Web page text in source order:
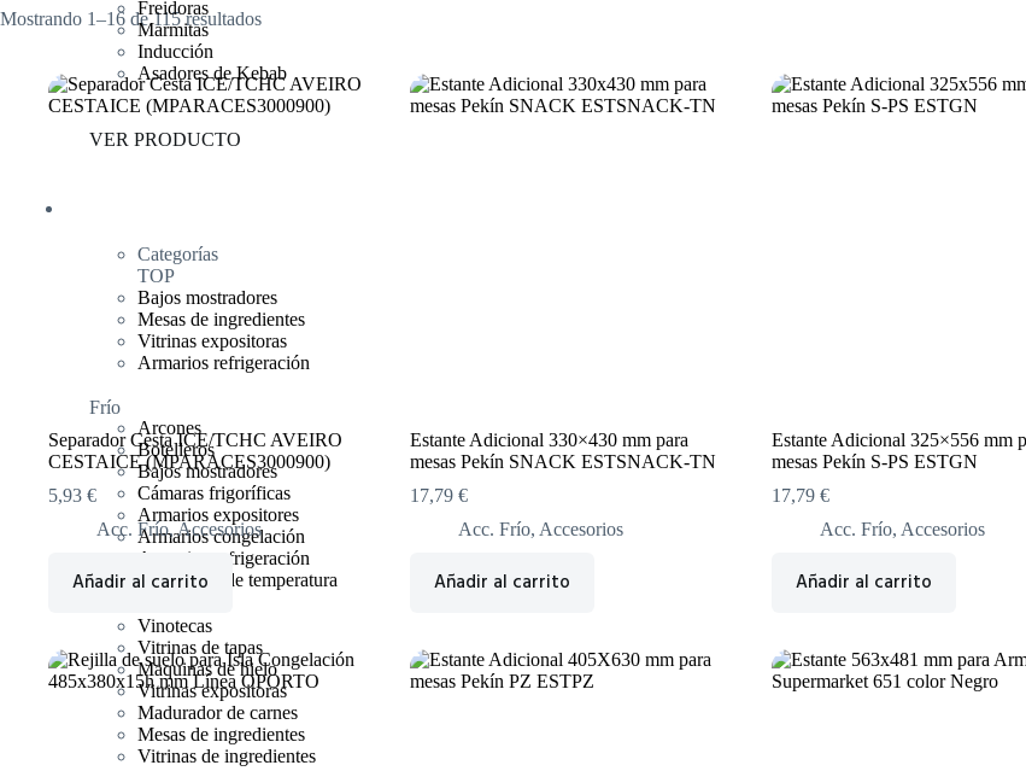
Freidoras
Marmitas
Inducción
Asadores de Kebab
VER PRODUCTO
Categorías
TOP
Bajos mostradores
Mesas de ingredientes
Vitrinas expositoras
Armarios refrigeración
Frío
Arcones
Botelleros
Bajos mostradores
Cámaras frigoríficas
Armarios expositores
Armarios congelación
Armarios refrigeración
Abatidores de temperatura
Vinotecas
Vitrinas de tapas
Maquinas de hielo
Vitrinas expositoras
Madurador de carnes
Mesas de ingredientes
Vitrinas de ingredientes
Mostrando 1–16 de 115 resultados
Separador Cesta ICE/TCHC AVEIRO
CESTAICE (MPARACES3000900)
5,93 €
Acc. Frío,Accesorios
Añadir al carrito
Estante Adicional 330×430 mm para
mesas Pekín SNACK ESTSNACK-TN
17,79 €
Acc. Frío, Accesorios
Añadir al carrito
Estante Adicional 325×556 mm
mesas Pekín S-PS ESTGN
17,79 €
Acc. Frío, Accesorios
Añadir al carrito